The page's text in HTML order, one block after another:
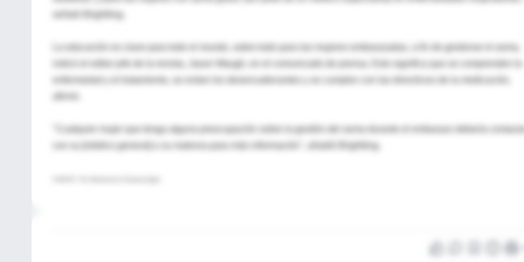
La educación es clave para todo el mundo, sobre todo para las mujeres embarazadas, a fin de gestionar el asma,
indicó el editor jefe de la revista, Jason Waugh, en el comunicado de prensa. Esto significa que se comprenden la
"Cualquier mujer que tenga alguna preocupación sobre la gestión del asma durante el embarazo debería
con su [médico general] o su matrona para más información", añadió Brightling.